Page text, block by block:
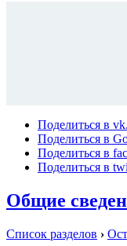
Поделиться в
Поделиться в
Поделиться в
Поделиться в
Общие
Список разделов ›